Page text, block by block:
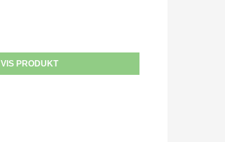
VIS PRODUKT